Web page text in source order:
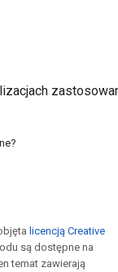
licencją Creative
są dostępne na
temat zawierają